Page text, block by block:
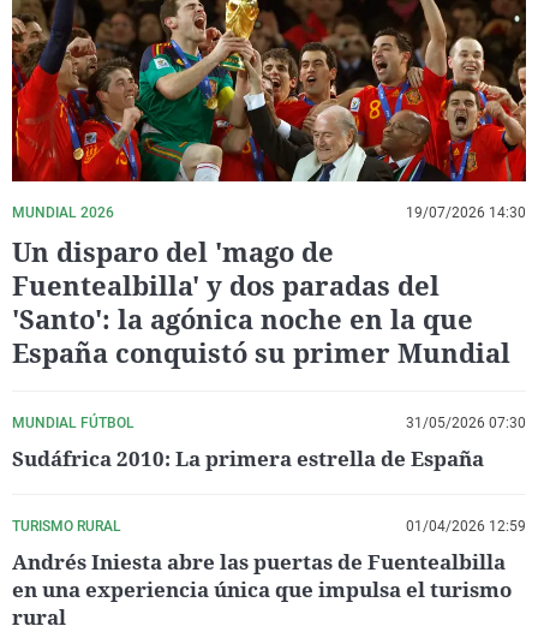
La rosa de los vientos
Gente viajera
Como el perro y el
Caso
Retornados
Equipo de
Operación Viuda
Extremadura
Galicia
La Rioja
Navarra
País Vasco
Virales
Televisión
Elecciones
MUNDIAL 2026 19/07/2026 14:30
Un disparo del 'mago de
Fuentealbilla' y dos paradas del
'Santo': la agónica noche en la que
España conquistó su primer Mundial
MUNDIAL FÚTBOL 31/05/2026 07:30
Sudáfrica 2010: La primera estrella de España
TURISMO RURAL 01/04/2026 12:59
Andrés Iniesta abre las puertas de Fuentealbilla
en una experiencia única que impulsa el turismo
rural